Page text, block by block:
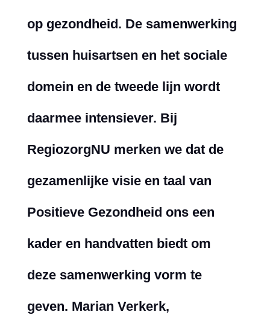
op gezondheid. De samenwerking
tussen huisartsen en het sociale
domein en de tweede lijn wordt
daarmee intensiever. Bij
RegiozorgNU merken we dat de
gezamenlijke visie en taal van
Positieve Gezondheid ons een
kader en handvatten biedt om
deze samenwerking vorm te
geven. Marian Verkerk,